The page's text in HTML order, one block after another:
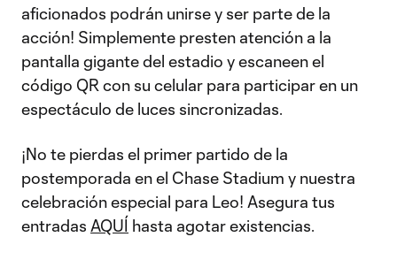
aficionados podrán unirse y ser parte de la
acción! Simplemente presten atención a la
pantalla gigante del estadio y escaneen el
código QR con su celular para participar en un
espectáculo de luces sincronizadas.
¡No te pierdas el primer partido de la
postemporada en el Chase Stadium y nuestra
celebración especial para Leo! Asegura tus
entradas AQUÍ hasta agotar existencias.